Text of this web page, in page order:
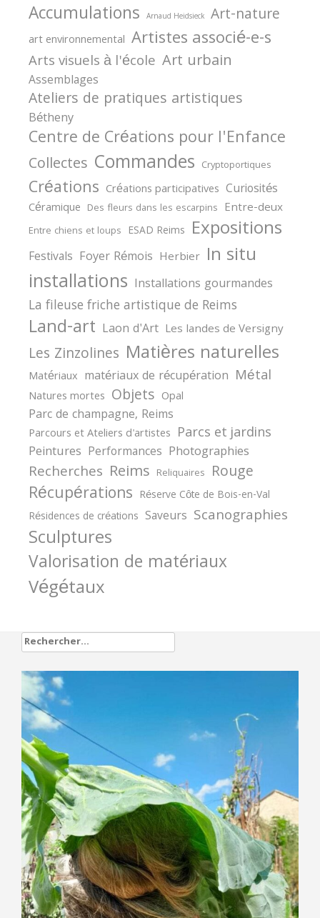
Accumulations Arnaud Heidsieck Art-nature
art environnemental Artistes associé-e-s
Arts visuels à l'école Art urbain
Assemblages
Ateliers de pratiques artistiques
Bétheny
Centre de Créations pour l'Enfance
Collectes Commandes Cryptoportiques
Créations Créations participatives Curiosités
Céramique Des fleurs dans les escarpins Entre-deux
Entre chiens et loups ESAD Reims Expositions
Festivals Foyer Rémois Herbier In situ
installations Installations gourmandes
La fileuse friche artistique de Reims
Land-art Laon d'Art Les landes de Versigny
Les Zinzolines Matières naturelles
Matériaux matériaux de récupération Métal
Natures mortes Objets Opal
Parc de champagne, Reims
Parcours et Ateliers d'artistes Parcs et jardins
Peintures Performances Photographies
Recherches Reims Reliquaires Rouge
Récupérations Réserve Côte de Bois-en-Val
Résidences de créations Saveurs Scanographies
Sculptures
Valorisation de matériaux
Végétaux
Rechercher :